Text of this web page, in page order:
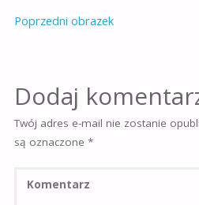
Poprzedni obrazek
Dodaj
Twój adres e-mail nie zostanie
są oznaczone *